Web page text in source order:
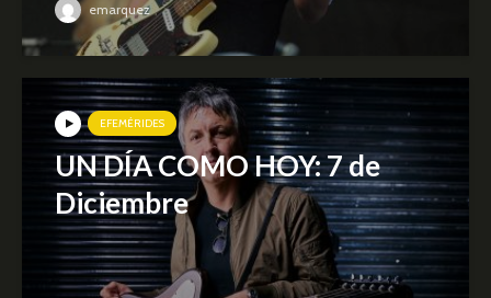
emarquez
EFEMÉRIDES
UN DÍA COMO HOY: 7 de
Diciembre